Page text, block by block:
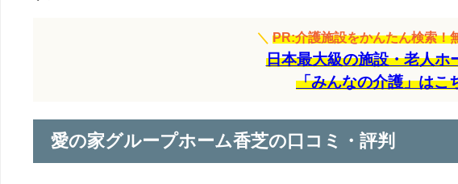
＼ PR:介護施設をかんたん検索！
日本最大級の施設・老人ホ
「みんなの介護」はこ
愛の家グループホーム香芝の口コミ・評判